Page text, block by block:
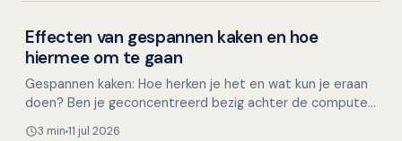
Mondgezondheid in relatie tot algehele gezondheid
Effecten van gespannen kaken en hoe
hiermee om te gaan
Gespannen kaken: Hoe herken je het en wat kun je eraan
doen? Ben je geconcentreerd bezig achter de computer,
3 min 11 jul 2026